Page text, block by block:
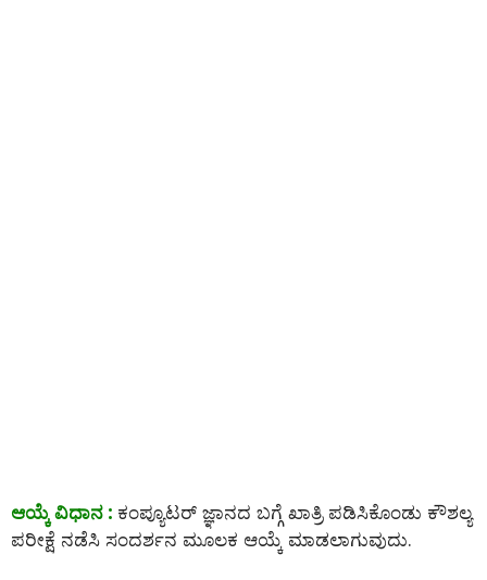
ಆಯ್ಕೆ ವಿಧಾನ : ಕಂಪ್ಯೂಟರ್ ಜ್ಞಾನದ ಬಗ್ಗೆ ಖಾತ್ರಿ ಪಡಿಸಿಕೊಂಡು ಕೌಶಲ್ಯ
ಪರೀಕ್ಷೆ ನಡೆಸಿ ಸಂದರ್ಶನ ಮೂಲಕ ಆಯ್ಕೆ ಮಾಡಲಾಗುವುದು.